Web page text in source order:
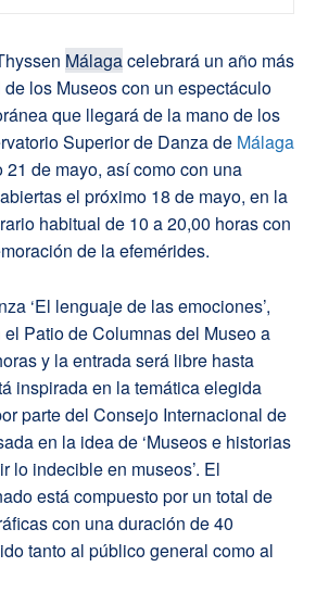
Málagacelebrará un año más
los Museos con un espectáculo
que llegará de la mano de los
Superior de Danza de Málaga
de mayo, así como con una
el próximo 18 de mayo, en la
habitual de 10 a 20,00 horas con
de la efemérides.
‘El lenguaje de las emociones’,
Patio de Columnas del Museo a
y la entrada será libre hasta
inspirada en la temática elegida
parte del Consejo Internacional de
en la idea de ‘Museos e historias
lo indecible en museos’. El
está compuesto por un total de
con una duración de 40
tanto al público general como al